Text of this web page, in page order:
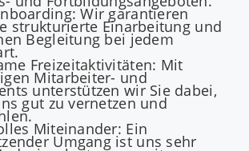
Wir garantieren
strukturierte Einarbeitung und
Begleitung bei jedem
Freizeitaktivitäten: Mit
Mitarbeiter- und
unterstützen wir Sie dabei,
gut zu vernetzen und
Miteinander: Ein
Umgang ist uns sehr